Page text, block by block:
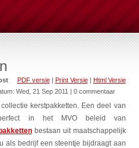
PDF versie| Print Versie| Html Versie
Wed, 21 Sep 2011 | 0 commentaar
kerstpakketten. Een deel van
in het MVO beleid van
bestaan uit maatschappelijk
als bedrijf een steentje bijdraagt aan